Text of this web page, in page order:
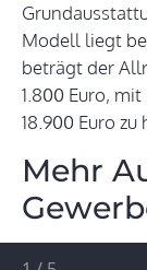
Modell liegt
beträgt der
1.800 Euro,
18.900 Euro zu
Mehr